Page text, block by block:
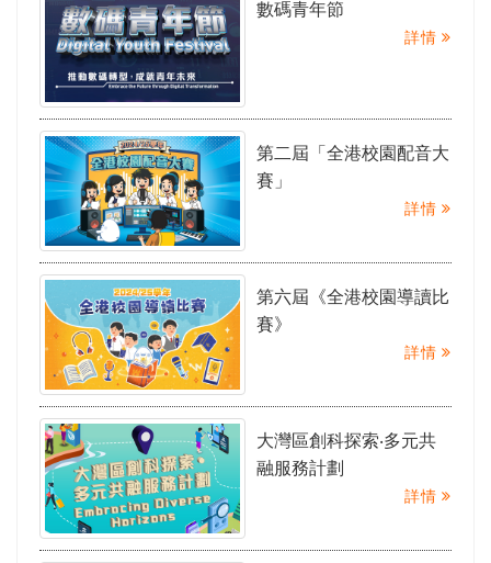
數碼青年節
詳情
第二屆「全港校園配音大
賽」
詳情
第六屆《全港校園導讀比
賽》
詳情
大灣區創科探索‧多元共
融服務計劃
詳情